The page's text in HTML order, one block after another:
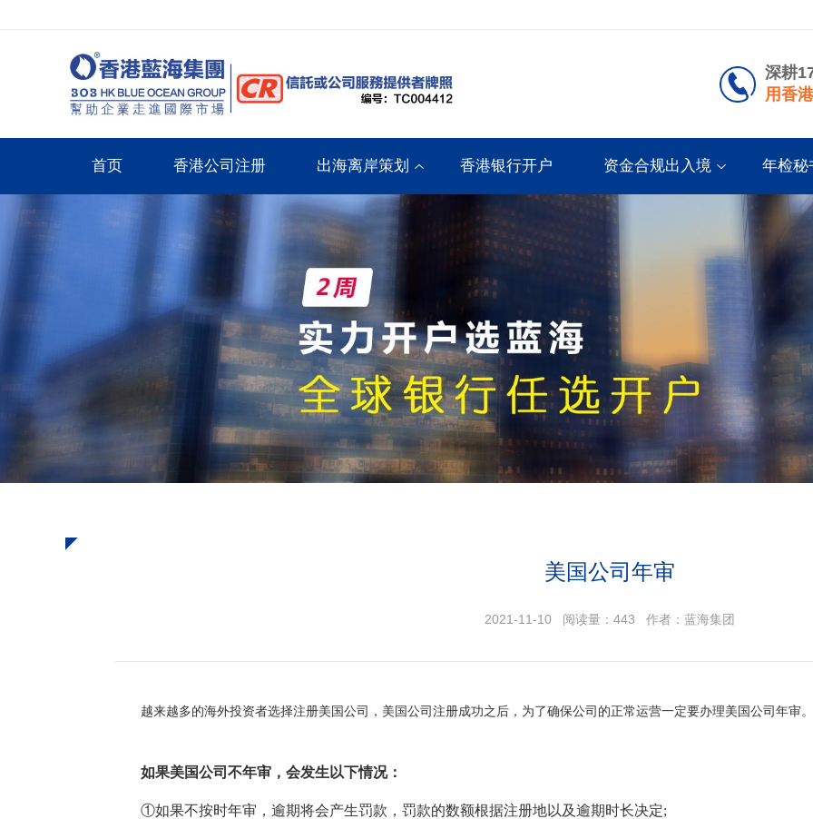
深耕
用香
首页 香港公司注册 出海离岸策划 香港银行开户 资金合规出入境 年检秘
美国公司年审
2021-11-10 阅读量： 443 作者：蓝海集团
越来越多的海外投资者选择注册美国公司，美国公司注册成功之后，为了确保公司的正常运营一定要办理美国公司年审。
如果美国公司不年审，会发生以下情况：
①如果不按时年审，逾期将会产生罚款，罚款的数额根据注册地以及逾期时长决定;